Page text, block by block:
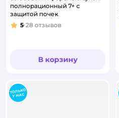
полнорационный 7+ с
защитой почек
Рейтинг:
5 28 отзывов
В корзину